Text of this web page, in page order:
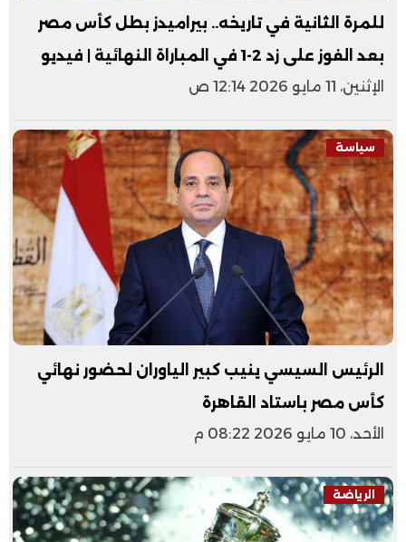
للمرة الثانية في تاريخه.. بيراميدز بطل كأس مصر
بعد الفوز على زد 2-1 في المباراة النهائية | فيديو
الإثنين، 11 مايو 2026 12:14 ص
سياسة
الرئيس السيسي ينيب كبير الياوران لحضور نهائي
كأس مصر باستاد القاهرة
الأحد، 10 مايو 2026 08:22 م
الرياضة